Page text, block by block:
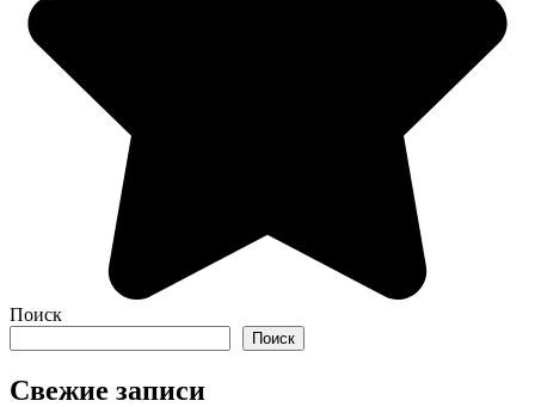
Поиск
Поиск
Свежие записи